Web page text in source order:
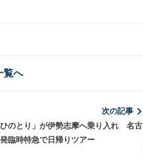
覧へ
次の記事
ひのとり」が伊勢志摩へ乗り入れ 名古
臨時特急で日帰りツアー